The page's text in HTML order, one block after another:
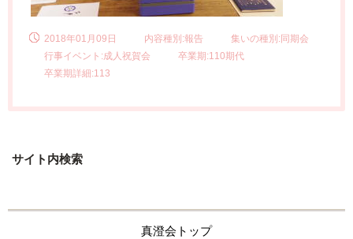
2018年01月09日 内容種別:報告
集いの種別:同期会
行事イベント:成人祝賀会
卒業期:110期代
卒業期詳細:113
サイト内検索
真澄会トップ